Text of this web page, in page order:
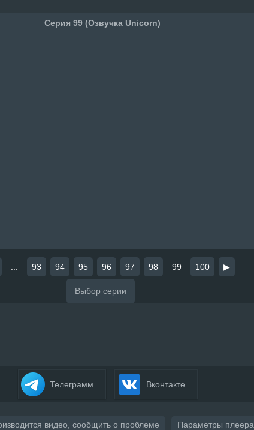
Серия 99 (Озвучка Unicorn)
93 94 95 96 97 98 99 100 ▶
Телеграмм Вконтакте
видео, сообщить о проблеме Параметры плеера